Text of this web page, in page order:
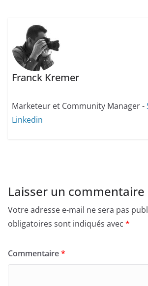
Franck Kremer
Marketeur et Community Manager -
Linkedin
Laisser un commentaire
Votre adresse e-mail ne sera pas
obligatoires sont indiqués avec *
Commentaire*